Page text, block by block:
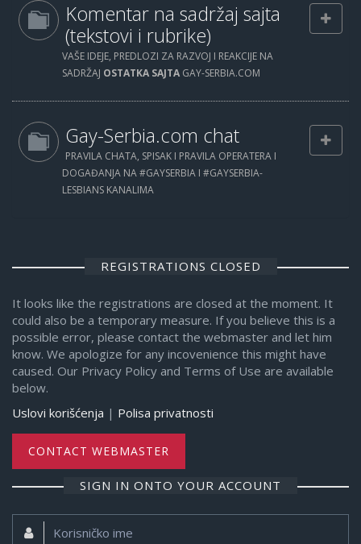
Komentar na sadržaj sajta
(tekstovi i rubrike)
VAŠE IDEJE, PREDLOZI ZA RAZVOJ I REAKCIJE NA
SADRŽAJ OSTATKA SAJTA GAY-SERBIA.COM
Gay-Serbia.com chat
PRAVILA CHATA, SPISAK I PRAVILA OPERATERA I
DOGAĐANJA NA #GAYSERBIA I #GAYSERBIA-
LESBIANS KANALIMA
REGISTRATIONS CLOSED
It looks like the registrations are closed at the moment. It
could also be a temporary measure. If you believe this is a
possible error, please contact the webmaster and let him
know. We apologize for any incovenience this might have
caused. Our Privacy Policy and Terms of Use are available
below.
Uslovi korišćenja | Polisa privatnosti
CONTACT WEBMASTER
SIGN IN ONTO YOUR ACCOUNT
Korisničko